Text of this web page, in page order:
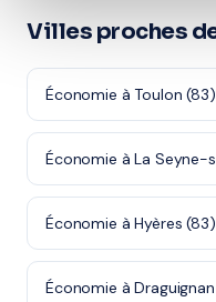
Villes proches
Économie à Toulon (83)
Économie à La Seyne-
Économie à Hyères (83)
Économie à